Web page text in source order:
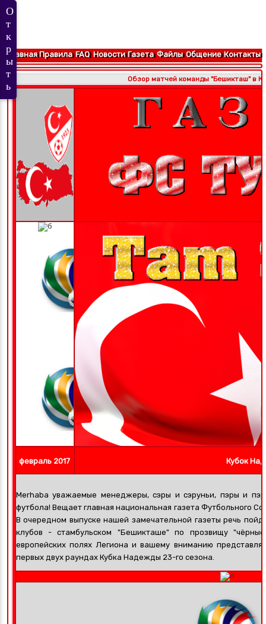
Главная Правила FAQ Новости Газета Файлы Общение Контакты
Обзор матчей команды "Бешикташ" в
февраль 2017 Кубок
Merhaba уважаемые менеджеры, сэры и сэруньи, пэры и
футбола! Вещает главная национальная газета Футбольного
В очередном выпуске нашей замечательной газеты речь
клубов - стамбульском "Бешикташе" по прозвищу
европейских полях Легиона и вашему вниманию
первых двух раундах Кубка Надежды 23-го сезона.